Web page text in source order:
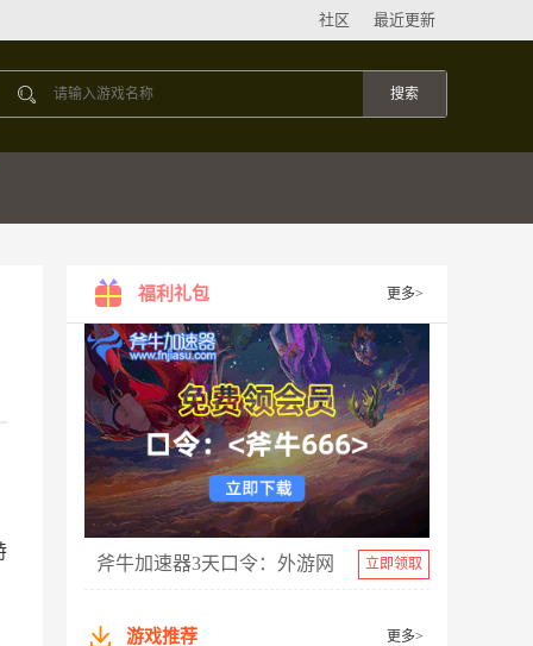
最近更新
社区
福利礼包 更多>
斧牛加速器3天口令：外游网 立即领取
游戏推荐 更多>